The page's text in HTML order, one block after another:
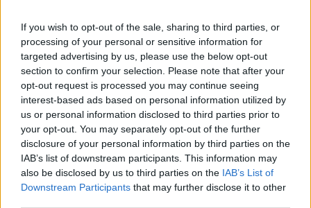
If you wish to opt-out of the sale, sharing to third parties, or
processing of your personal or sensitive information for
targeted advertising by us, please use the below opt-out
section to confirm your selection. Please note that after your
opt-out request is processed you may continue seeing
interest-based ads based on personal information utilized by
us or personal information disclosed to third parties prior to
your opt-out. You may separately opt-out of the further
disclosure of your personal information by third parties on the
IAB’s list of downstream participants. This information may
also be disclosed by us to third parties on the IAB’s List of
Downstream Participants that may further disclose it to other
Adrianoha detto:
20 Gennaio 2018 alle 12:48
Andrea, ammetto
che anch’io
inconsciamente